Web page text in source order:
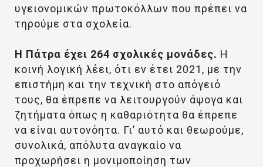
υγειονομικών πρωτοκόλλων που πρέπει να
τηρούμε στα σχολεία.
Η Πάτρα έχει 264 σχολικές μονάδες. Η
κοινή λογική λέει, ότι εν έτει 2021, με την
επιστήμη και την τεχνική στο απόγειό
τους, θα έπρεπε να λειτουργούν άψογα και
ζητήματα όπως η καθαριότητα θα έπρεπε
να είναι αυτονόητα. Γι’ αυτό και θεωρούμε,
συνολικά, απόλυτα αναγκαίο να
προχωρήσει η μονιμοποίηση των